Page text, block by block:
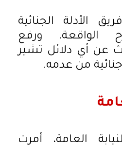
الأدلة الجنائية
الواقعة، ورفع
عن أي دلائل تشير
من عدمه.
العامة، أمرت